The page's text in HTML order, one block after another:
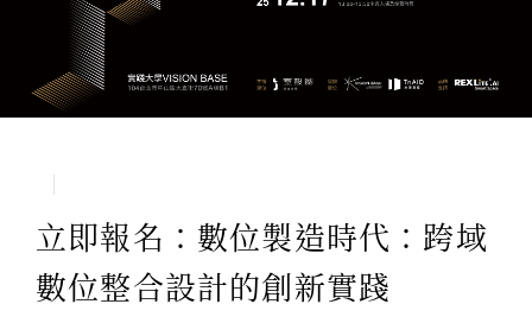
立即報名：數位製造時代：跨域
數位整合設計的創新實踐